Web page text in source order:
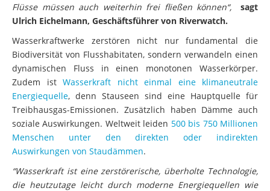
Flüsse müssen auch weiterhin frei fließen können“,
sagt
Ulrich Eichelmann, Geschäftsführer von Riverwatch.
Wasserkraftwerke zerstören nicht nur fundamental die
Biodiversität von Flusshabitaten, sondern verwandeln einen
dynamischen Fluss in einen monotonen Wasserkörper.
Zudem ist Wasserkraft nicht einmal eine klimaneutrale
Energiequelle, denn Stauseen sind eine Hauptquelle für
Treibhausgas-Emissionen. Zusätzlich haben Dämme auch
soziale Auswirkungen. Weltweit leiden 500 bis 750 Millionen
Menschen unter den direkten oder indirekten
Auswirkungen von Staudämmen.
“Wasserkraft ist eine zerstörerische, überholte Technologie,
die heutzutage leicht durch moderne Energiequellen wie